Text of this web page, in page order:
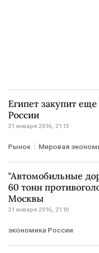
Египет закупит
России
21 января 2016, 21:13
Рынок Мировая
"Автомобильные
60 тонн
Москвы
21 января 2016, 21:10
экономика России